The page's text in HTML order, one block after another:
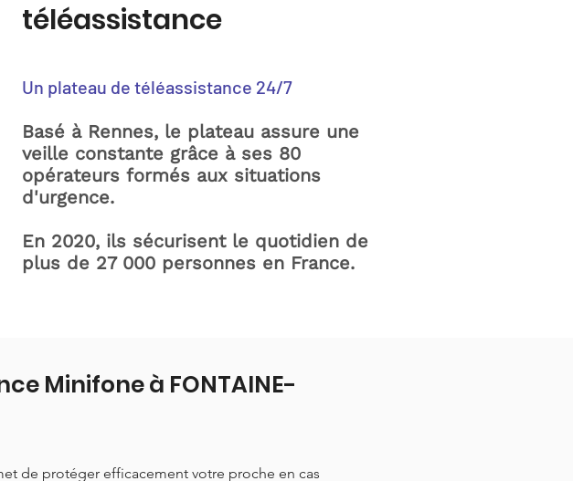
téléassistance
Un plateau de téléassistance 24/7
Basé à Rennes, le plateau assure une
veille constante grâce à ses 80
opérateurs formés aux situations
d'urgence.
En 2020, ils sécurisent le quotidien de
plus de 27 000 personnes en France.
Minifone à FONTAINE-
de protéger efficacement votre proche en cas